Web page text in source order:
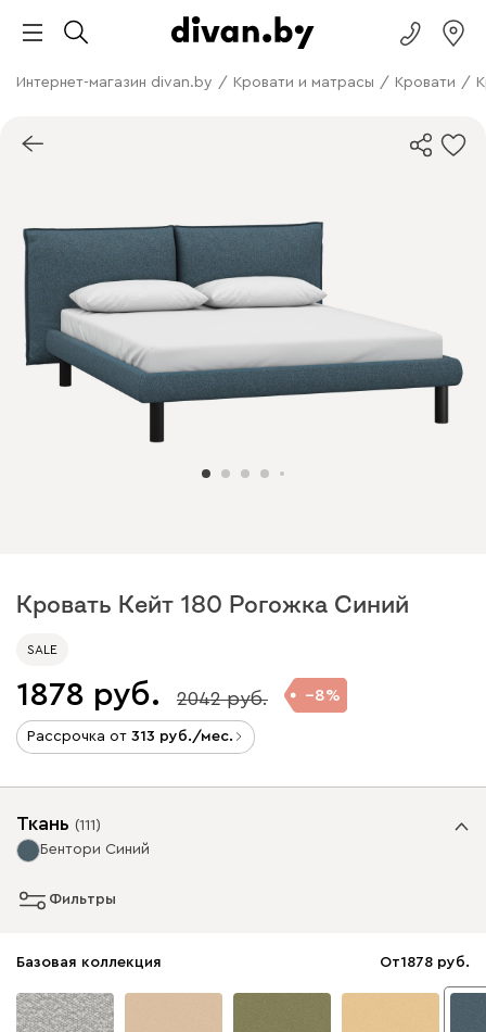
Интернет-магазин divan.by / Кровати и матрасы / Кровати /
Кровать Кейт 180 Рогожка Синий
SALE
1878 2042 8
Рассрочка от 313 /мес.
Ткань (111)
Бентори Синий
Фильтры
Базовая коллекция От1878